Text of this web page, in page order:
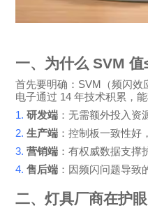
一、为什么 SVM 值
首先要明确： SVM （频闪
电子通过 14 年技术积累，
1. 研发端 ：无需额外投入
2. 生产端 ：控制板一致性好
3. 营销端 ：有权威数据支撑
4. 售后端 ：因频闪问题导
二、灯具厂商在护